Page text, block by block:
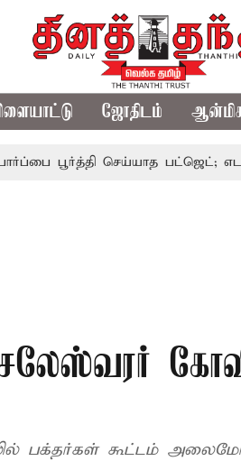
ஜோதிடம்
செய்யாத பட்ஜெட்; எடப்பாடி
பக்தர்கள் கூட்டம்